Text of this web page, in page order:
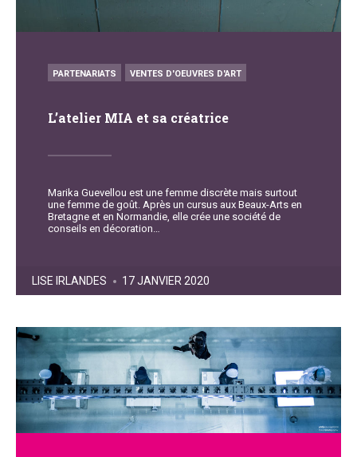
POSTED
IN
PARTENARIATS VENTES D'OEUVRES D'ART
L’atelier MIA et sa créatrice
Marika Guevellou est une femme discrète mais surtout
une femme de goût. Après un cursus aux Beaux-Arts en
Bretagne et en Normandie, elle crée une société de
conseils en décoration…
POSTED
BY
LISE IRLANDES 17 JANVIER 2020